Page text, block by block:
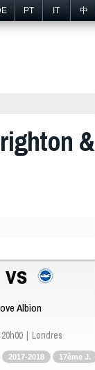
PT IT 中
&
vs
Albion
20h00 Londres
2017-2018 17ème J.